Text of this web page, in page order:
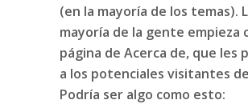
(en la mayoría de los temas).
mayoría de la gente empieza
página de Acerca de, que les
a los potenciales visitantes
Podría ser algo como esto: